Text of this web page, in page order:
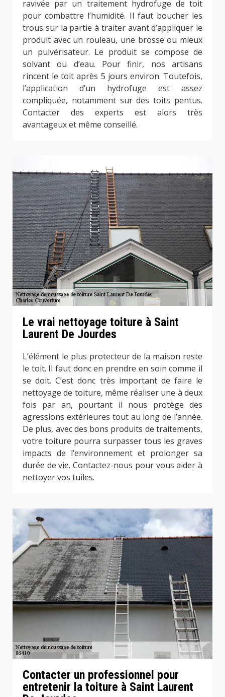
ravivée par un traitement hydrofuge de toit
pour combattre l’humidité. Il faut boucher les
trous sur la partie à traiter avant d’appliquer le
produit avec un rouleau, une brosse ou mieux
un pulvérisateur. Le produit se compose de
solvant ou d’eau. Pour finir, nos artisans
rincent le toit après 5 jours environ. Toutefois,
l’application d’un hydrofuge est assez
compliquée, notamment sur des toits pentus.
Contacter des experts est alors très
avantageux et même conseillé.
Le vrai nettoyage toiture à Saint
Laurent De Jourdes
L’élément le plus protecteur de la maison reste
le toit. Il faut donc en prendre en soin comme il
se doit. C’est donc très important de faire le
nettoyage de toiture, même réaliser une à deux
fois par an, pourtant il nous protège des
agressions extérieures tout au long de l’année.
De plus, avec des bons produits de traitements,
votre toiture pourra surpasser tous les graves
impacts de l’environnement et prolonger sa
durée de vie. Contactez-nous pour vous aider à
nettoyer vos tuiles.
Contacter un professionnel pour
entretenir la toiture à Saint Laurent